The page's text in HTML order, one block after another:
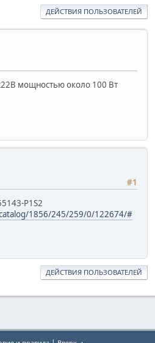
ДЕЙСТВИЯ ПОЛЬЗОВАТЕЛЕЙ
мощностью около 100 Вт
#1
P1S2
1856/245/259/0/122674/#
ДЕЙСТВИЯ ПОЛЬЗОВАТЕЛЕЙ